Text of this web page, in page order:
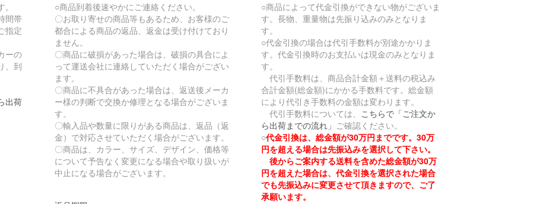
間帯
指定
ーの
、到
出荷
○商品到着後速やかにご連絡ください。
〇お取り寄せの商品等もあるため、お客様のご
都合による商品の返品、返金は受け付けており
ません。
〇商品に破損があった場合は、破損の具合によ
って運送会社に連絡していただく場合がござい
ます。
〇商品に不具合があった場合は、返送後メーカ
ー様の判断で交換か修理となる場合がございま
す。
〇輸入品や数量に限りがある商品は、返品（返
金）で対応させていただく場合がございます。
〇商品は、カラー、サイズ、デザイン、価格等
について予告なく変更になる場合や取り扱いが
中止になる場合がございます。
○商品によって代金引換ができない物がございま
す。長物、重量物は先振り込みのみとなりま
す。
○代金引換の場合は代引手数料が別途かかりま
す。代金引換時のお支払いは現金のみとなりま
す。
代引手数料は、商品合計金額＋送料の税込み
合計金額(総金額)にかかる手数料です。総金額
により代引き手数料の金額は変わります。
代引手数料については、 こちらで「ご注文か
ら出荷までの流れ」 ご確認ください。
○代金引換は、総金額が30万円までです。30万
円を超える場合は先振込みを選択して下さい。
後からご案内する送料を含めた総金額が30万
円を超えた場合は、代金引換を選択された場合
でも先振込みに変更させて頂きますので、ご了
承願います。